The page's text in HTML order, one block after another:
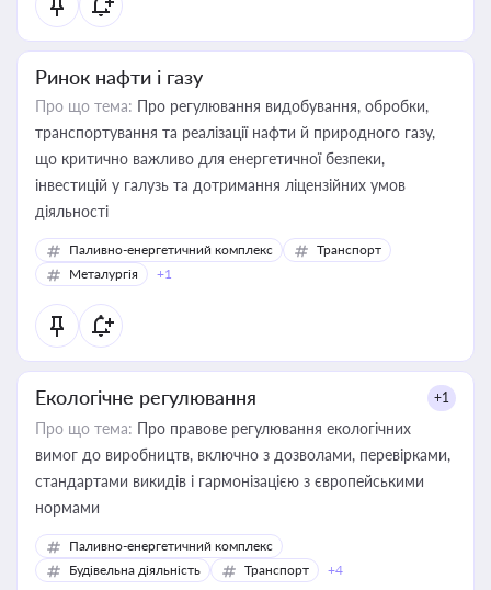
Ринок нафти і газу
Про що тема: Про регулювання видобування, обробки,
транспортування та реалізації нафти й природного газу,
що критично важливо для енергетичної безпеки,
інвестицій у галузь та дотримання ліцензійних умов
діяльності
Паливно-енергетичний комплекс
Транспорт
Металургія
+1
Екологічне регулювання +1
Про що тема: Про правове регулювання екологічних
вимог до виробництв, включно з дозволами, перевірками,
стандартами викидів і гармонізацією з європейськими
нормами
Паливно-енергетичний комплекс
Будівельна діяльність
Транспорт +4